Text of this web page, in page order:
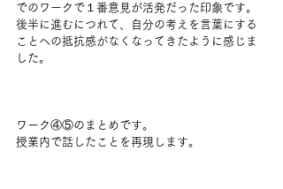
でのワークで１番意見が活発だった印象です。
後半に進むにつれて、自分の考えを言葉にする
ことへの抵抗感がなくなってきたように感じま
した。
ワーク④⑤のまとめです。
授業内で話したことを再現します。